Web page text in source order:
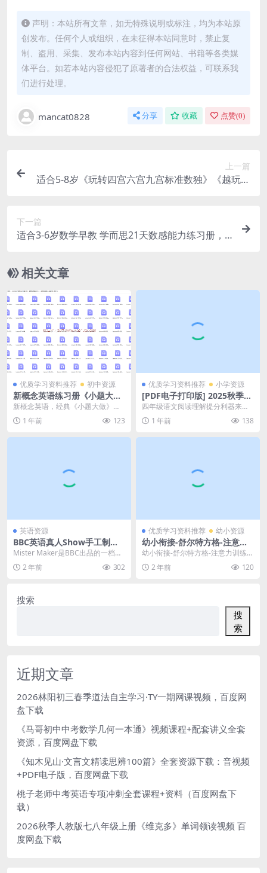
声明：本站所有文章，如无特殊说明或标注，均为本站原
创发布。任何个人或组织，在未征得本站同意时，禁止复
制、盗用、采集、发布本站内容到任何网站、书籍等各类媒
体平台。如若本站内容侵犯了原著者的合法权益，可联系我
们进行处理。
mancat0828 分享 收藏 点赞(0)
上一篇
适合5-8岁《玩转四宫六宫九宫标准数独》《越玩越
下一篇
适合3-6岁数学早教 学而思21天数感能力练习册，
相关文章
优质学习资料推荐 初中资源
新概念英语练习册《小题大
做》试题卷 全四册 国内外历
新概念英语，经典《小题大做》练
习试题卷 全四册 PDF打印版~国内
外历年考试真题...
1 年前 123
优质学习资料推荐 小学资源
[PDF电子打印版] 2025秋季四
年级上册语文课内阅读理解小
M 总页数 23 页
四年级语文阅读理解提分利器来
啦！这份2025秋季四年级上册语文
课内阅读理解小纸条...
1 年前 138
英语资源
BBC英语真人Show手工制作
Mister Maker少儿手工艺启
蒙，永久更新，目前总计499
集，1080P高清视频带英文字
Mister Maker是BBC出品的一档创
意手工制作节目，非常适合少儿手
工艺术...
2 年前 302
优质学习资料推荐 幼小资源
幼小衔接-舒尔特方格-注意力
训练表格5阶(可A4打印)（1页
EXCEL文档）资料下载
幼小衔接-舒尔特方格-注意力训练表
格5阶(可A4打印)（1页EXCEL文
档）资料...
2 年前 120
搜索
搜
索
近期文章
2026林阳初三春季道法自主学习·TY一期网课视频，百度网
盘下载
《马哥初中中考数学几何一本通》视频课程+配套讲义全套
资源，百度网盘下载
《知木见山·文言文精读思辨100篇》全套资源下载：音视频
+PDF电子版，百度网盘下载
桃子老师中考英语专项冲刺全套课程+资料（百度网盘下
载）
2026秋季人教版七八年级上册《维克多》单词领读视频 百
度网盘下载